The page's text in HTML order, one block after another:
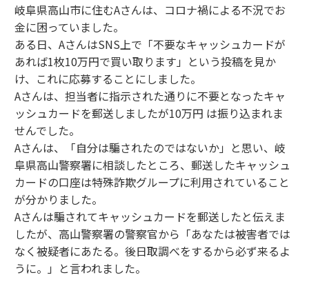
岐阜県高山市に住むAさんは、コロナ禍による不況でお
金に困っていました。
ある日、AさんはSNS上で「不要なキャッシュカードが
あれば1枚10万円で買い取ります」という投稿を見か
け、これに応募することにしました。
Aさんは、担当者に指示された通りに不要となったキャ
ッシュカードを郵送しましたが10万円 は振り込まれま
せんでした。
Aさんは、「自分は騙されたのではないか」と思い、岐
阜県高山警察署に相談したところ、郵送したキャッシュ
カードの口座は特殊詐欺グループに利用されていること
が分かりました。
Aさんは騙されてキャッシュカードを郵送したと伝えま
したが、高山警察署の警察官から「あなたは被害者では
なく被疑者にあたる。後日取調べをするから必ず来るよ
うに。」と言われました。